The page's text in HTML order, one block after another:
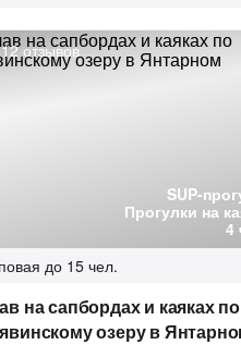
SUP-
Прогулки на
4
12 отзывов
до 15 чел.
на сапбордах и каяках по
озеру в